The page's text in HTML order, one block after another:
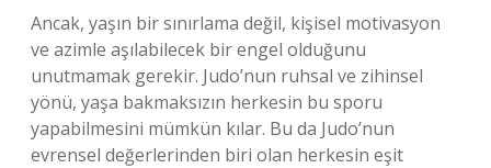
Ancak, yaşın bir sınırlama değil, kişisel motivasyon
ve azimle aşılabilecek bir engel olduğunu
unutmamak gerekir. Judo’nun ruhsal ve zihinsel
yönü, yaşa bakmaksızın herkesin bu sporu
yapabilmesini mümkün kılar. Bu da Judo’nun
evrensel değerlerinden biri olan herkesin eşit